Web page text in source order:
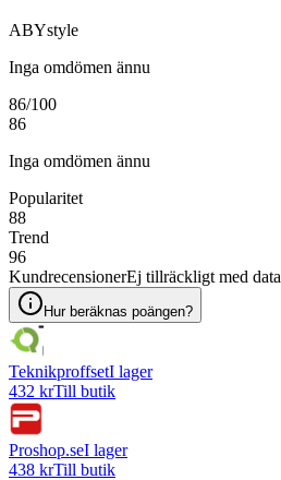
ABYstyle
Inga omdömen ännu
86/100
86
Inga omdömen ännu
Popularitet
88
Trend
96
KundrecensionerEj tillräckligt med data
Hur beräknas poängen?
TeknikproffsetI lager
432 krTill butik
Proshop.seI lager
438 krTill butik